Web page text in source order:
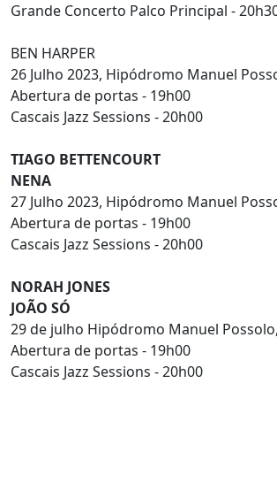
Grande Concerto Palco Principal -
BEN HARPER
26 Julho 2023, Hipódromo Manuel
Abertura de portas - 19h00
Cascais Jazz Sessions - 20h00
TIAGO BETTENCOURT
NENA
27 Julho 2023, Hipódromo Manuel
Abertura de portas - 19h00
Cascais Jazz Sessions - 20h00
NORAH JONES
JOÃO SÓ
29 de julho Hipódromo Manuel
Abertura de portas - 19h00
Cascais Jazz Sessions - 20h00